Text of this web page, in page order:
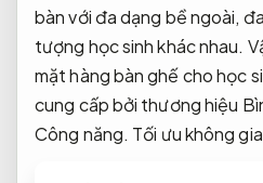
bàn với đa dạng bề ngoài,
tượng học sinh khác nhau.
mặt hàng bàn ghế cho học
cung cấp bởi thương hiệu
Công năng. Tối ưu không